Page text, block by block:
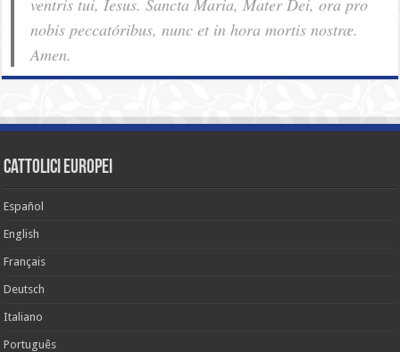
nobis pec­ca­tóribus, nunc et in hora mortis nostræ.
Amen.
cattolici europei
Español
English
Français
Deutsch
Italiano
Português